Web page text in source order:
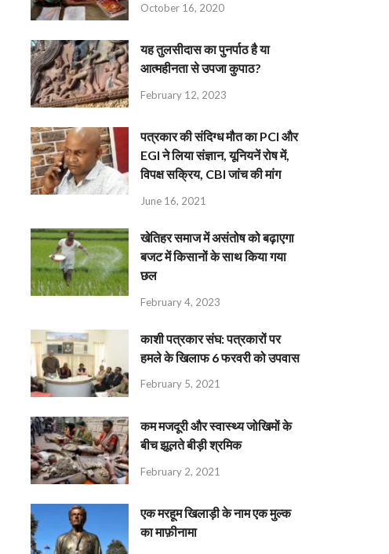
October 16, 2020
यह तुलसीदास का पुनर्पाठ है या
आत्महीनता से उपजा कुपाठ?
February 12, 2023
पत्रकार की संदिग्ध मौत का PCI और
EGI ने लिया संज्ञान, यूनियनें रोष में,
विपक्ष सक्रिय, CBI जांच की मांग
June 16, 2021
खेतिहर समाज में असंतोष को बढ़ाएगा
बजट में किसानों के साथ किया गया
छल
February 4, 2023
काशी पत्रकार संघ: पत्रकारों पर
हमले के खिलाफ 6 फरवरी को उपवास
February 5, 2021
कम मजदूरी और स्वास्थ्य जोखिमों के
बीच झूलते बीड़ी श्रमिक
February 2, 2021
एक मरहूम खिलाड़ी के नाम एक मुल्क
का माफ़ीनामा